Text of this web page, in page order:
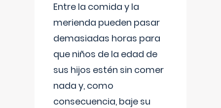
Entre la comida y la
merienda pueden pasar
demasiadas horas para
que niños de la edad de
sus hijos estén sin comer
nada y, como
consecuencia, baje su